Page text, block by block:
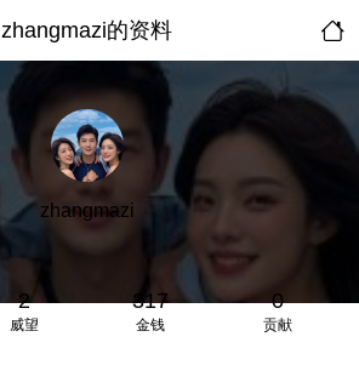
zhangmazi的资料
zhangmazi
2
威望
317
金钱
0
贡献